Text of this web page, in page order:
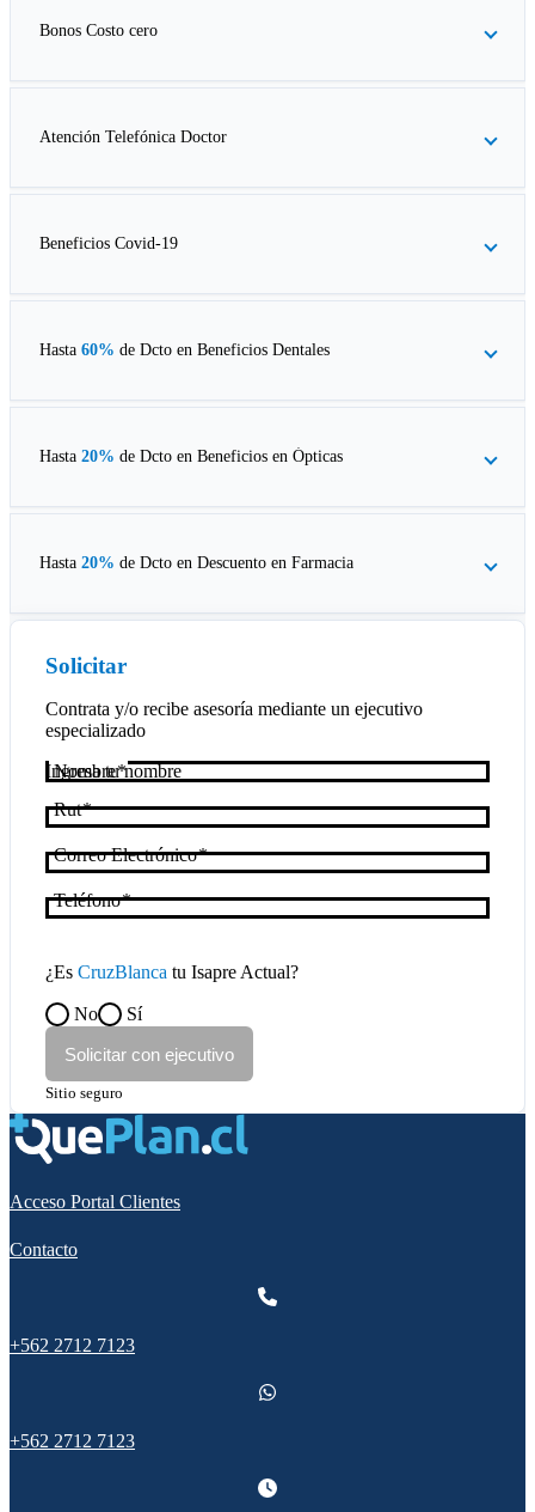
Bonos Costo cero
Atención Telefónica Doctor
Beneficios Covid-19
Hasta 60% de Dcto en Beneficios Dentales
Hasta 20% de Dcto en Beneficios en Ópticas
Hasta 20% de Dcto en Descuento en Farmacia
Solicitar
Contrata y/o recibe asesoría mediante un ejecutivo
especializado
Nombre
Rut
Correo Electrónico
Teléfono
¿Es CruzBlanca tu Isapre Actual?
No
Sí
Solicitar con ejecutivo
Sitio seguro
Acceso Portal Clientes
Contacto
+562 2712 7123
+562 2712 7123